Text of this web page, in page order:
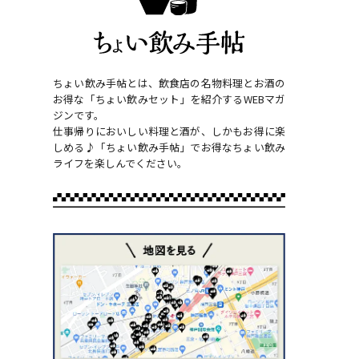
ちょい飲み手帖とは、飲食店の名物料理とお酒の
お得な「ちょい飲みセット」を紹介するWEBマガ
ジンです。
仕事帰りにおいしい料理と酒が、しかもお得に楽
しめる♪「ちょい飲み手帖」でお得なちょい飲み
ライフを楽しんでください。